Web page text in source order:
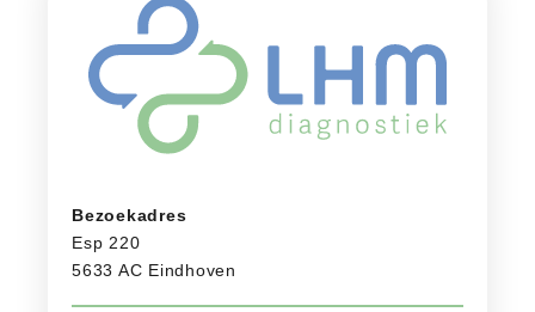
Bezoekadres
Esp 220
5633 AC Eindhoven